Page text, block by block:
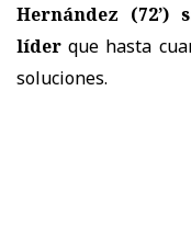
Hernández
líder que hasta
soluciones.